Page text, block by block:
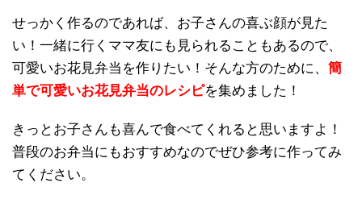
せっかく作るのであれば、お子さんの喜ぶ顔が見た
い！一緒に行くママ友にも見られることもあるので、
可愛いお花見弁当を作りたい！そんな方のために、 簡
単で可愛いお花見弁当のレシピを集めました！
きっとお子さんも喜んで食べてくれると思いますよ！
普段のお弁当にもおすすめなのでぜひ参考に作ってみ
てください。